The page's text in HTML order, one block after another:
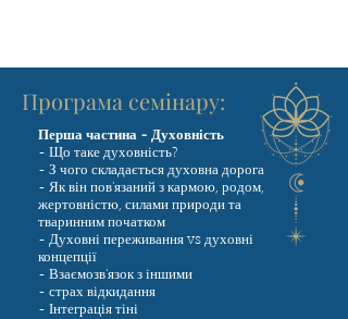
Програма семінару:
Перша частина - Духовність
- Що таке духовність?
- З чого складається духовна дорога
- Як він пов'язаний з кармою, родом,
жертовністю, силами природи та
тваринним початком
- Духовні переживання vs духовні
концепції
- Взаємозв'язок з іншими
- страх відкидання
- Інтеграція тіні